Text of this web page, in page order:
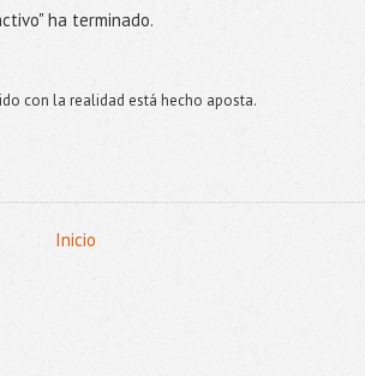
ha terminado.
con la realidad está hecho aposta.
Inicio